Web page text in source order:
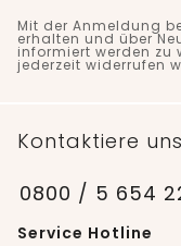
Mit der Anmeldung
erhalten und über
informiert werden zu
jederzeit widerrufen
Kontaktiere uns
0800 / 5 654
Service Hotline